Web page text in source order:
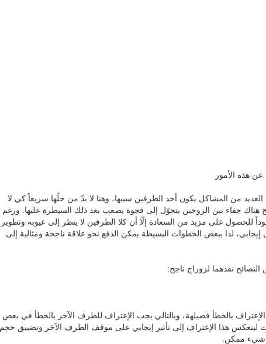
عن هذه الأمور
من المشاكل يكون أحد الطرفين سببها، وهنا لا بدّ من حلّها سريعاً كي لا
هناك جفاء بين الزوجين يتحوّل إلى فجوة يصعب بعد ذلك السيطرة عليها. ورغم
للحصول على مزيد من السعادة إلّا أن كلا الطرفين لا ينظر إلى عيوبه وتطوير
إيجابي، لذا ببعض الخطوات البسيطة يمكن الدفع نحو علاقة ناجحة ومثالية إلى
نقدهما لزوراج ناجح:
بالخطأ فضيلهة، وبالتالي يجب الإعتراف للطرف الآخر بالخطأ في بعض
لينعكس هذا الإعتراف إلى تأثير إيجابي على موقف الطرف الآخر وتضييق حجم
شيء ممكن.